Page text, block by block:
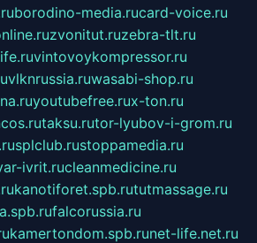
borodino-media.rucard-voice.ru
zvonitut.ruzebra-tlt.ru
vintovoykompressor.ru
vlknrussia.ruwasabi-shop.ru
youtubefree.rux-ton.ru
taksu.rutor-lyubov-i-grom.ru
splclub.rustoppamedia.ru
ivrit.rucleanmedicine.ru
kanotiforet.spb.rututmassage.ru
falcorussia.ru
kamertondom.spb.runet-life.net.ru